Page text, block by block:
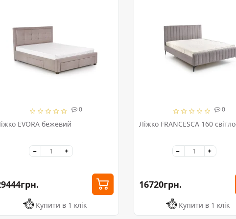
0
EVORA бежевий
Купити в 1 клік
0
Ліжко FRANCESCA 160
16720грн.
Купити в 1 клік